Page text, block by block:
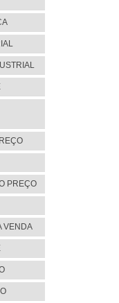
PREÇO
VENDA